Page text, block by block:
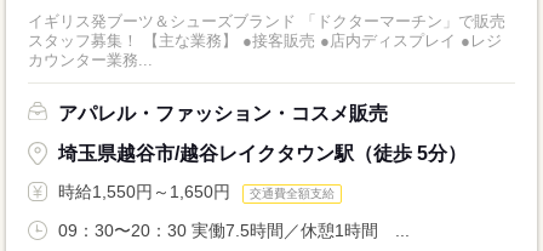
イギリス発ブーツ＆シューズブランド 「ドクターマーチン」で販売
スタッフ募集！ 【主な業務】 ●接客販売 ●店内ディスプレイ ●レジ
カウンター業務...
アパレル・ファッション・コスメ販売
埼玉県越谷市/越谷レイクタウン駅（徒歩 5分）
時給1,550円～1,650円 交通費全額支給
09：30〜20：30 実働7.5時間／休憩1時間 ...